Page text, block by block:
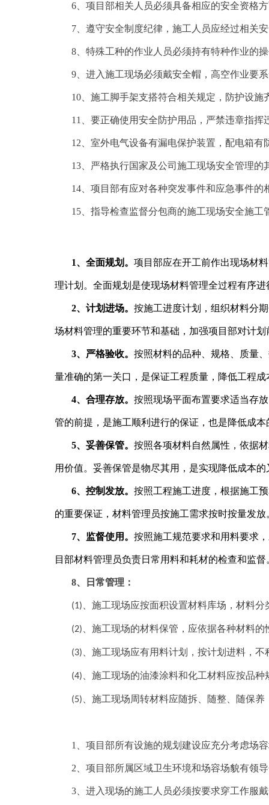
6、项目部相关人员必须具备相应的安全资格
7、遵守安全制度纪律，施工人员应经过相关
8、特殊工种的作业人员必须持有特种作业的
9、进入施工现场必须戴安全帽，高空作业要
10、施工脚手架支搭符合相关规定，防护设施
11、要正确使用安全防护用品，严禁违章指挥
12、室外电气设备有漏电保护装置，配电箱有
13、严格执行国家及公司施工现场安全管理的
14、项目部有应对各种突发事件和应急事件的
15、指导检查监督分包商的施工现场安全施工
1、全面规划。 项目部应在开工前作出现场材
理计划。全面规划是使现场材料管理全过程有序
2、计划进场。 按施工进度计划，组织材料分
场材料管理的重要环节和基础，加强项目部对计
3、严格验收。 按照材料的品种、规格、质量
量准确的第一关口，是保证工程质量，降低工程
4、合理存放。 按照现场平面布置要求适当存
管的前提，是施工顺利进行的保证，也是降低成本
5、妥善保管。 按照各项材料自然属性，依据
用价值。妥善保管是物尽其用，是实现降低成本
6、控制发放。 按照工程施工进度，根据施工
的重要保证，材料管理员按施工需求按时按量发放
7、监督使用。 按照施工规范要求和用料要求
目部材料管理员负责日常用料和耗材的检查和监督
8、日常管理：
(1) 施工现场应按面积设置材料库场，材料
(2) 施工现场的材料保管，应依据各种材料
(3) 施工现场应有用料计划，按计划进料，
(4) 施工现场的油漆涂料和化工材料应按品
(5) 施工现场周转材料应随拆、随整、随保
1、项目部所有设施的规划建设应充分考虑场
2、项目部所属区域卫生环境和场容场貌有领
3、进入现场的施工人员必须按要求穿工作服